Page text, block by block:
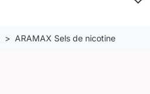
ARAMAX Sels de nicotine